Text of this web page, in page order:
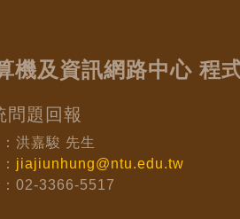
機及資訊網路中心 程
問題回報
洪嘉駿 先生
jiajiunhung@ntu.edu.tw
02-3366-5517